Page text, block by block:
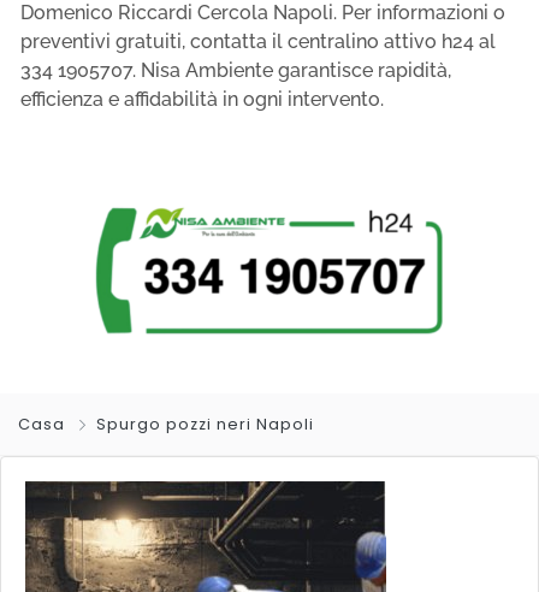
Domenico Riccardi Cercola Napoli. Per informazioni o
preventivi gratuiti, contatta il centralino attivo h24 al
334 1905707. Nisa Ambiente garantisce rapidità,
efficienza e affidabilità in ogni intervento.
Casa Spurgo pozzi neri Napoli